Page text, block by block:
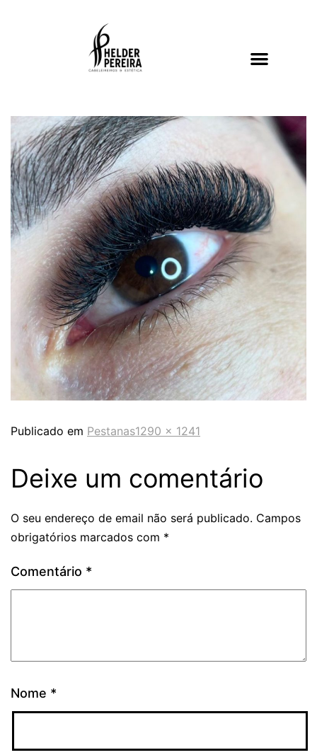
Publicado em Pestanas1290 × 1241
Deixe um comentário
O seu endereço de email não será publicado. Campos
obrigatórios marcados com *
Comentário *
Nome *